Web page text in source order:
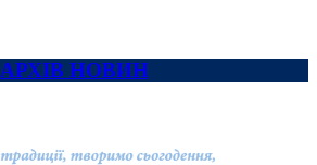
АРХІВ НОВИН